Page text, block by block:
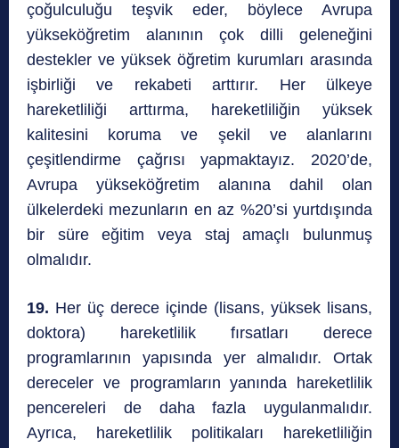
çoğulculuğu teşvik eder, böylece Avrupa
yükseköğretim alanının çok dilli geleneğini
destekler ve yüksek öğretim kurumları arasında
işbirliği ve rekabeti arttırır. Her ülkeye
hareketliliği arttırma, hareketliliğin yüksek
kalitesini koruma ve şekil ve alanlarını
çeşitlendirme çağrısı yapmaktayız. 2020’de,
Avrupa yükseköğretim alanına dahil olan
ülkelerdeki mezunların en az %20’si yurtdışında
bir süre eğitim veya staj amaçlı bulunmuş
olmalıdır.
19. Her üç derece içinde (lisans, yüksek lisans,
doktora) hareketlilik fırsatları derece
programlarının yapısında yer almalıdır. Ortak
dereceler ve programların yanında hareketlilik
pencereleri de daha fazla uygulanmalıdır.
Ayrıca, hareketlilik politikaları hareketliliğin